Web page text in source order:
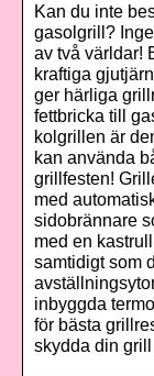
Kan du inte
gasolgrill?
av två världar!
kraftiga
ger härliga
fettbricka till
kolgrillen är
kan använda
grillfesten!
med
sidobrännare
med en
samtidigt som
inbyggda
för bästa
skydda din